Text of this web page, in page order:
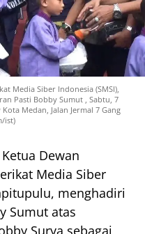
Media Siber Indonesia (SMSI),
Pasti Bobby Sumut , Sabtu, 7
Medan, Jalan Jermal 7 Gang
ist)
Ketua Dewan
Media Siber
menghadiri
Sumut atas
Surya sebagai